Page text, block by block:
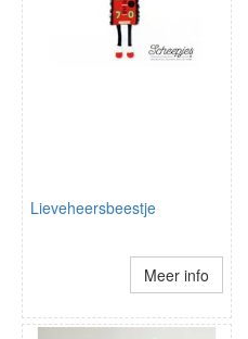
Lieveheersbeestje
Meer info